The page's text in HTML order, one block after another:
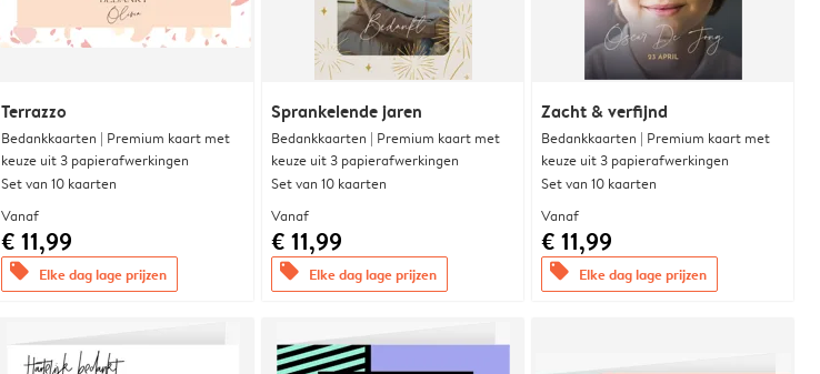
Terrazzo
Bedankkaarten | Premium kaart met
keuze uit 3 papierafwerkingen
Set van 10 kaarten
Vanaf
€ 11,99
offers Elke dag lage prijzen
Sprankelende jaren
Bedankkaarten | Premium kaart met
keuze uit 3 papierafwerkingen
Set van 10 kaarten
Vanaf
€ 11,99
offers Elke dag lage prijzen
Zacht & verfijnd
Bedankkaarten | Premium kaart met
keuze uit 3 papierafwerkingen
Set van 10 kaarten
Vanaf
€ 11,99
offers Elke dag lage prijzen